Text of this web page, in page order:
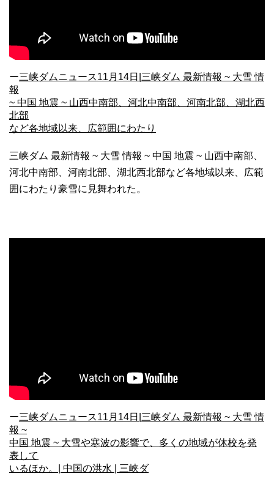
ー三峡ダムニュース11月14日|三峡ダム 最新情報 ~ 大雪 情
報
~ 中国 地震 ~ 山西中南部、河北中南部、河南北部、湖北西
北部
など各地域以来、広範囲にわたり
三峡ダム 最新情報 ~ 大雪 情報 ~ 中国 地震 ~ 山西中南部、
河北中南部、河南北部、湖北西北部など各地域以来、広範
囲にわたり豪雪に見舞われた。
ー三峡ダムニュース11月14日|三峡ダム 最新情報 ~ 大雪 情
報 ~
中国 地震 ~ 大雪や寒波の影響で、多くの地域が休校を発
表して
いるほか。| 中国の洪水 | 三峡ダ